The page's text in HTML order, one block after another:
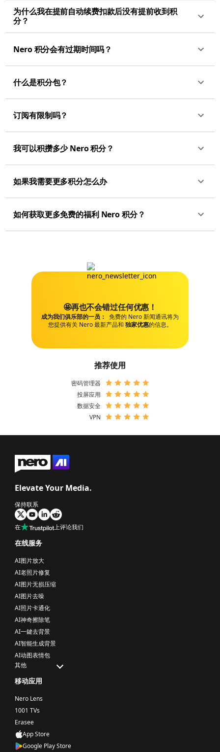
为什么我在提前自动续费扣款后没有提前收到积
分？
Nero 积分会有过期时间吗？
什么是积分包？
订阅有限制吗？
我可以积攒多少 Nero 积分？
如果我需要更多积分怎么办
如何获取更多免费的福利 Nero 积分？
🤩再也不会错过任何优惠！
成为我们俱乐部的一员： 免费的 Nero 新闻通讯将为
您提供有关 Nero 最新产品和 独家优惠的信息。
推荐使用
密码管理器
投屏应用
数据安全
VPN
Elevate Your Media.
保持联系
在 上评论我们
在线服务
AI图片放大
AI老照片修复
AI图片无损压缩
AI图片去噪
AI照片卡通化
AI神奇擦除笔
AI一鍵去背景
AI智能生成背景
AI动图表情包
其他
移动应用
Nero Lens
1001 TVs
Erasee
App Store
Google Play Store